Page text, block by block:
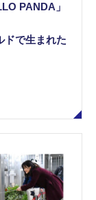
PANDA」
ドで生まれた